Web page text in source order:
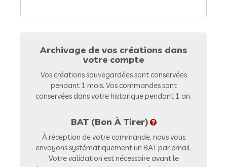
Archivage de vos créations dans
votre compte
Vos créations sauvegardées sont conservées
pendant 1 mois. Vos commandes sont
conservées dans votre historique pendant 1 an.
BAT (Bon À Tirer)
À réception de votre commande, nous vous
envoyons systématiquement un BAT par email.
Votre validation est nécessaire avant le